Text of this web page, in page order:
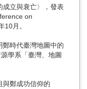
立與衰亡〉，發表
on
10月。
時代臺灣地圖中的
學系「臺灣、地圖
與鄭成功信仰的